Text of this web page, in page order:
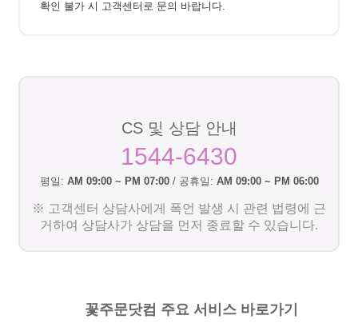
확인 불가 시 고객센터로 문의 바랍니다.
CS 및 상담 안내
1544-6430
평일: AM 09:00 ~ PM 07:00 / 공휴일: AM 09:00 ~ PM 06:00
※ 고객센터 상담사에게 폭언 발생 시 관련 법령에 근
거하여 상담사가 상담을 먼저 종료할 수 있습니다.
꽃주문닷컴 주요 서비스 바로가기